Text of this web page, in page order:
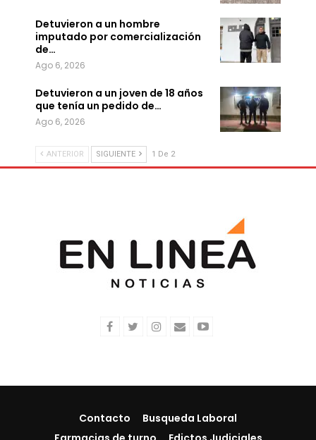
Detuvieron a un hombre
imputado por comercialización
de…
Ago 6, 2026
Detuvieron a un joven de 18 años
que tenía un pedido de…
Ago 6, 2026
ANTERIOR SIGUIENTE 1 De 2
Contacto
Busqueda Laboral